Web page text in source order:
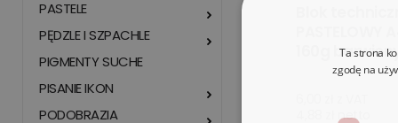
PASTELE
PĘDZLE I SZPACHLE
PIGMENTY SUCHE
PISANIE IKON
PODOBRAZIA
160g
4,88 zł netto
Ta strona
zgodę na